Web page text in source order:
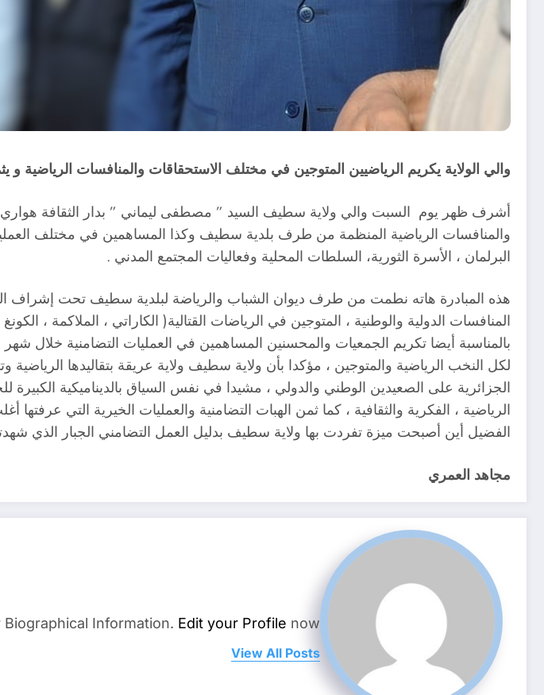
والي الولاية يكريم الرياضيين المتوجين في مختلف الاستحقاقات والمنافسات الرياضية
أشرف ظهر يوم السبت والي ولاية سطيف السيد ” مصطفى ليماني ” بدار الثقافة
والمنافسات الرياضية المنظمة من طرف بلدية سطيف وكذا المساهمين في مختلف
البرلمان ، الأسرة الثورية، السلطات المحلية وفعاليات المجتمع المدني .
هذه المبادرة هاته نطمت من طرف ديوان الشباب والرياضة لبلدية سطيف تحت إشراف
المنافسات الدولية والوطنية ، المتوجين في الرياضات القتالية( الكاراتي ، الملاكمة ،
بالمناسبة أيضا تكريم الجمعيات والمحسنين المساهمين في العمليات التضامنية خلال
لكل النخب الرياضية والمتوجين ، مؤكدا بأن ولاية سطيف ولاية عريقة بتقاليدها الرياضية
الجزائرية على الصعيدين الوطني والدولي ، مشيدا في نفس السياق بالديناميكية
الرياضية ، الفكرية والثقافية ، كما ثمن الهبات التضامنية والعمليات الخيرية التي
الفضيل أين أصبحت ميزة تفردت بها ولاية سطيف بدليل العمل التضامني الجبار الذي
مجاهد العمري
Biographical Information. Edit your Profile now.
View All Posts